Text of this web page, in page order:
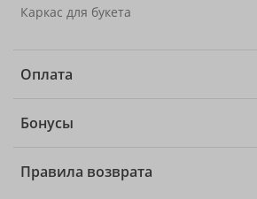
Каркас для букета
Оплата
Бонусы
Правила возврата